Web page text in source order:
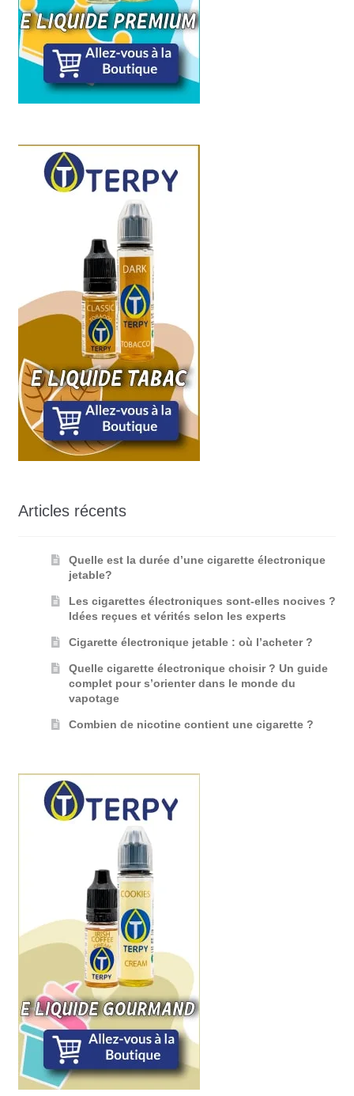
Articles récents
Quelle est la durée d’une cigarette électronique
jetable?
Les cigarettes électroniques sont-elles nocives ?
Idées reçues et vérités selon les experts
Cigarette électronique jetable : où l’acheter ?
Quelle cigarette électronique choisir ? Un guide
complet pour s’orienter dans le monde du
vapotage
Combien de nicotine contient une cigarette ?